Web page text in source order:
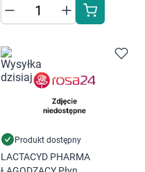
Produkt dostępny
LACTACYD PHARMA